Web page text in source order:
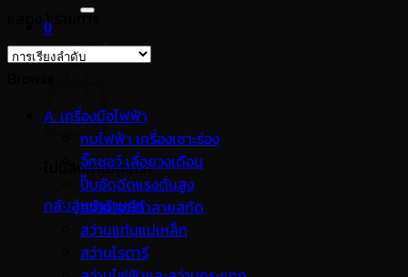
0
ตะกร้าสินค้า
ไม่มีสินค้าในตะกร้า
กลับสู่หน้าร้านค้า
แสดง 1 รายการ
A. เครื่องมือไฟฟ้า
กบไฟฟ้า เครื่องเซาะร่อง
จิ๊กซอว์ เลื่อยวงเดือน
ปั๊มอัดฉีดแรงดันสูง
สว่านเจาะทำลายสกัด
สว่านแท่นแม่เหล็ก
สว่านโรตารี